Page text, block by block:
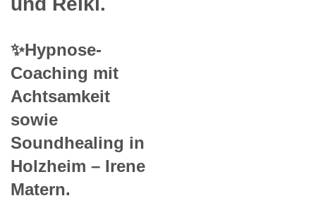
✨Hypnose-
Coaching mit
Achtsamkeit
sowie
Soundhealing in
Holzheim – Irene
Matern.